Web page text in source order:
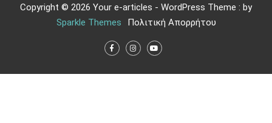
Copyright © 2026 Your e-articles - WordPress Theme : by
Sparkle Themes
Πολιτική Απορρήτου